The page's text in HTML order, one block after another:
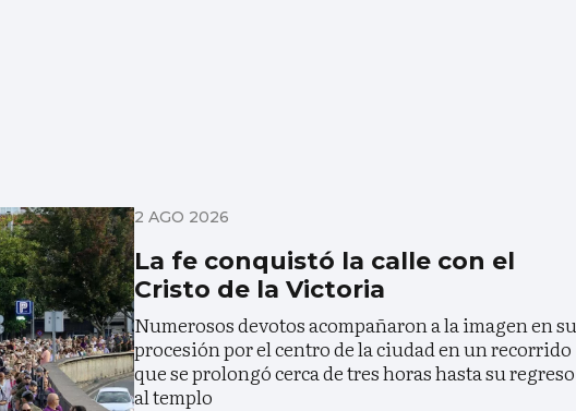
2 AGO 2026
La fe conquistó la calle con el
Cristo de la Victoria
Numerosos devotos acompañaron a la imagen en su
procesión por el centro de la ciudad en un recorrido
que se prolongó cerca de tres horas hasta su regreso
al templo